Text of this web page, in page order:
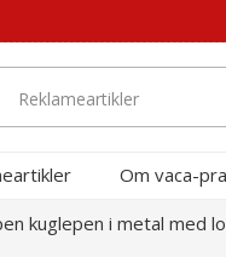
Om vaca-
kuglepen i metal med